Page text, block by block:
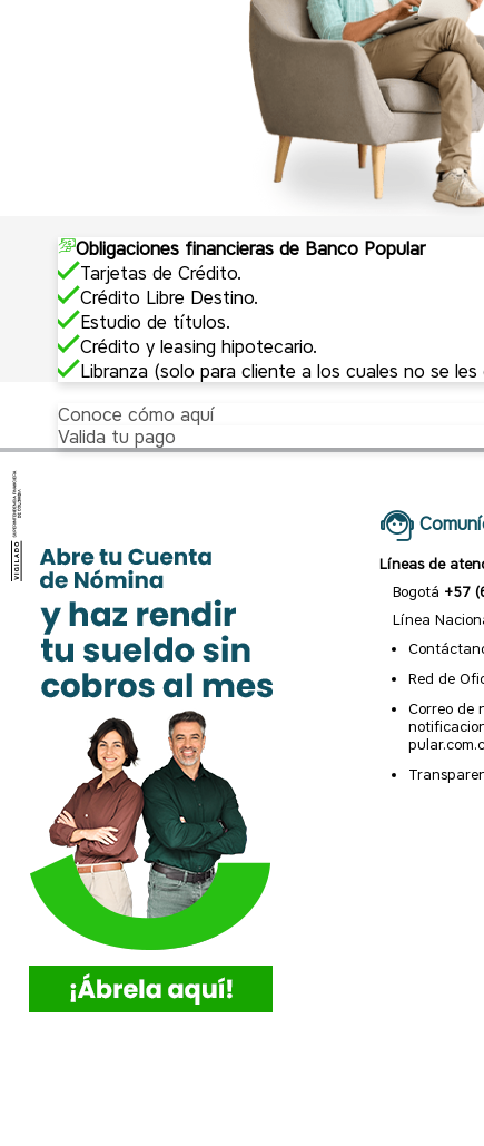
Obligaciones financieras de Banco Popular
Tarjetas de Crédito.
Crédito Libre Destino.
Estudio de títulos.
Crédito y leasing hipotecario.
Libranza (solo para cliente a los cuales no se
Conoce cómo aquí
Valida tu pago
Líneas de
Bogotá +57
Línea
Red de
Correo de